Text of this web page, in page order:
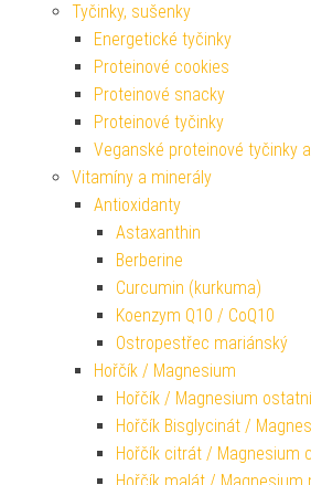
Tyčinky, sušenky
Energetické tyčinky
Proteinové cookies
Proteinové snacky
Proteinové tyčinky
Veganské proteinové tyčinky
Vitamíny a minerály
Antioxidanty
Astaxanthin
Berberine
Curcumin (kurkuma)
Koenzym Q10 / CoQ10
Ostropestřec mariánský
Hořčík / Magnesium
Hořčík / Magnesium ostatní
Hořčík Bisglycinát /
Hořčík citrát / Magnesium